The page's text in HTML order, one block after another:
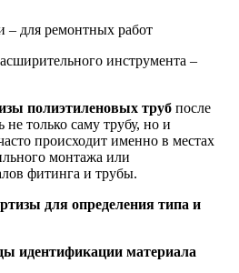
для ремонтных работ
инструмента –
полиэтиленовых труб после
не только саму трубу, но и
происходит именно в местах
монтажа или
фитинга и трубы.
для определения типа и
идентификации материала